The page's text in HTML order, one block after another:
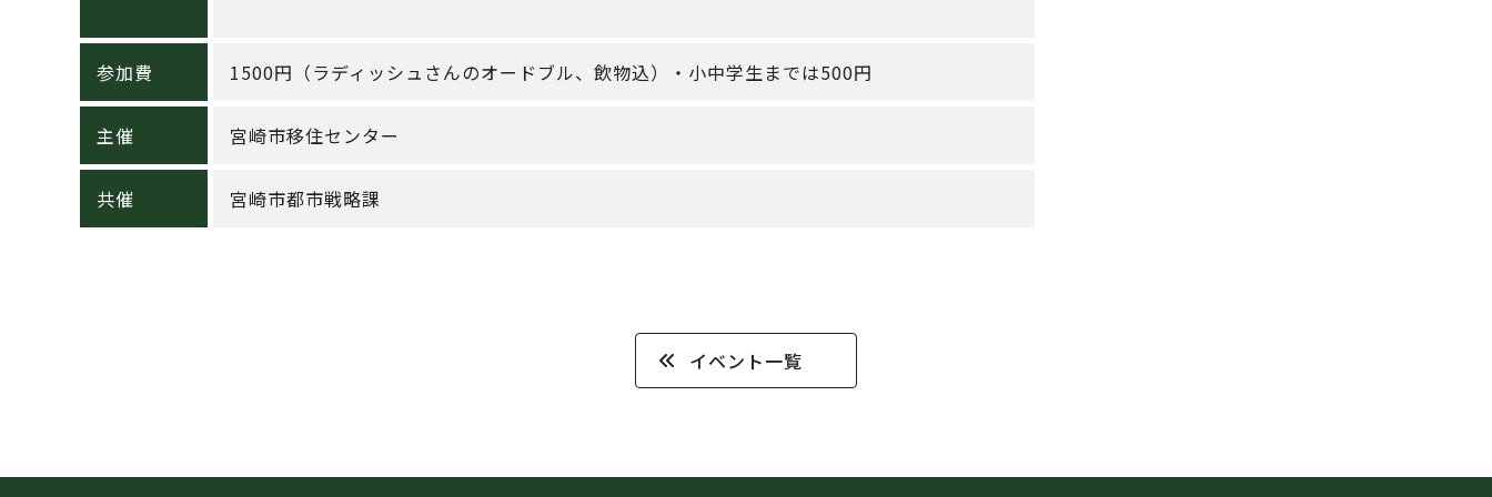
参加費 1500円（ラディッシュさんのオードブル、飲物込）・小中学生までは500円
主催 宮崎市移住センター
共催 宮崎市都市戦略課
イベント一覧